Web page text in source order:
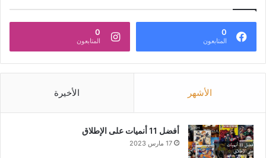
0
المتابعون
0
المتابعون
الأشهر الأخيرة
أفضل 11 أنميات على الإطلاق
17 مارس 2023